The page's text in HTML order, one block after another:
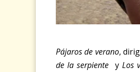
Pájaros de verano,
de la serpiente yLos